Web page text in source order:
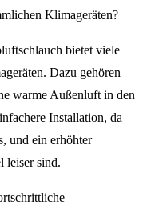
Klimageräten?
bietet viele
Dazu gehören
warme Außenluft in den
Installation, da
und ein erhöhter
leiser sind.